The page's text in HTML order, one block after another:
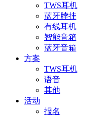
TWS耳机
蓝牙脖挂
有线耳机
智能音箱
蓝牙音箱
方案
TWS耳机
语音
其他
活动
报名